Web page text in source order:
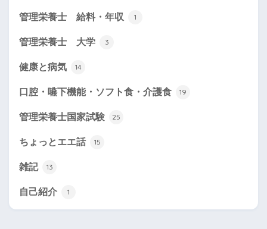
管理栄養士 給料・年収 1
管理栄養士 大学 3
健康と病気 14
口腔・嚥下機能・ソフト食・介護食 19
管理栄養士国家試験 25
ちょっとエエ話 15
雑記 13
自己紹介 1